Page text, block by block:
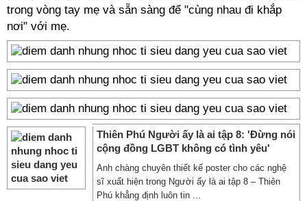
trong vòng tay mẹ và sẵn sàng để "cùng nhau đi khắp
nơi" với mẹ.
Thiên Phú Người ấy là ai tập 8: 'Đừng nói
cộng đồng LGBT không có tình yêu'
Anh chàng chuyên thiết kế poster cho các nghệ
sĩ xuất hiện trong Người ấy là ai tập 8 – Thiên
Phú khẳng định luôn tin ...